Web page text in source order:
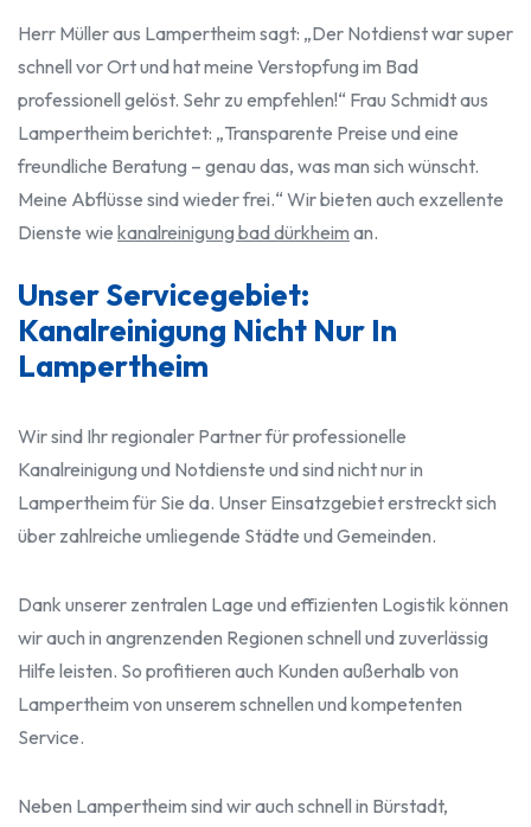
Herr Müller aus Lampertheim sagt: „Der Notdienst war super
schnell vor Ort und hat meine Verstopfung im Bad
professionell gelöst. Sehr zu empfehlen!“ Frau Schmidt aus
Lampertheim berichtet: „Transparente Preise und eine
freundliche Beratung – genau das, was man sich wünscht.
Meine Abflüsse sind wieder frei.“ Wir bieten auch exzellente
Dienste wie kanalreinigung bad dürkheim an.
Unser Servicegebiet:
Kanalreinigung Nicht Nur In
Lampertheim
Wir sind Ihr regionaler Partner für professionelle
Kanalreinigung und Notdienste und sind nicht nur in
Lampertheim für Sie da. Unser Einsatzgebiet erstreckt sich
über zahlreiche umliegende Städte und Gemeinden.
Dank unserer zentralen Lage und effizienten Logistik können
wir auch in angrenzenden Regionen schnell und zuverlässig
Hilfe leisten. So profitieren auch Kunden außerhalb von
Lampertheim von unserem schnellen und kompetenten
Service.
Neben Lampertheim sind wir auch schnell in Bürstadt,